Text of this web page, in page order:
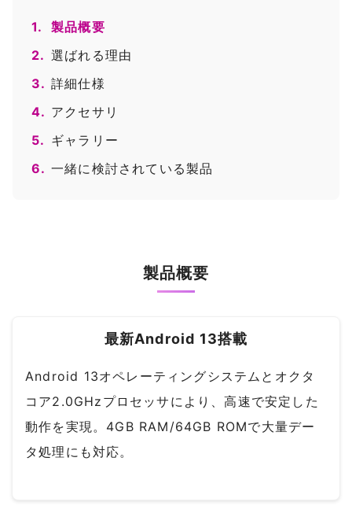
1.
製品概要
2. 選ばれる理由
3. 詳細仕様
4. アクセサリ
5. ギャラリー
6. 一緒に検討されている製品
製品概要
最新Android 13搭載
Android 13オペレーティングシステムとオクタ
コア2.0GHzプロセッサにより、高速で安定した
動作を実現。4GB RAM/64GB ROMで大量デー
タ処理にも対応。